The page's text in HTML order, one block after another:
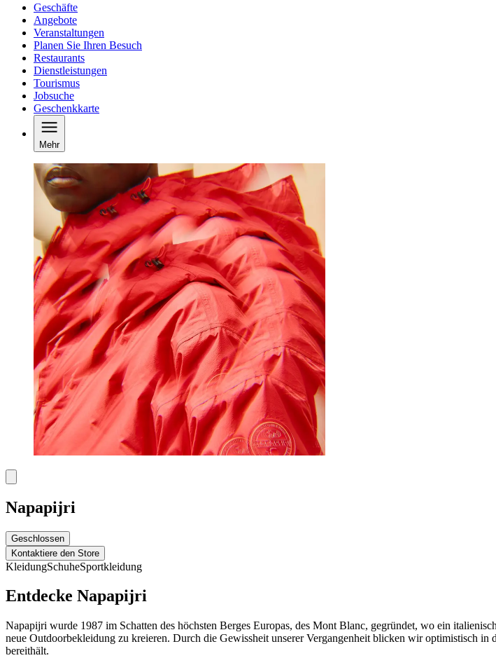
Geschäfte
Angebote
Veranstaltungen
Planen Sie Ihren Besuch
Restaurants
Dienstleistungen
Tourismus
Jobsuche
Geschenkkarte
Mehr
Napapijri
Geschlossen
Kontaktiere den Store
KleidungSchuheSportkleidung
Entdecke Napapijri
Napapijri wurde 1987 im Schatten des höchsten Berges Europas, des Mont Blanc, gegründet, wo ein
neue Outdoorbekleidung zu kreieren. Durch die Gewissheit unserer Vergangenheit blicken wir optimistisch
bereithält.